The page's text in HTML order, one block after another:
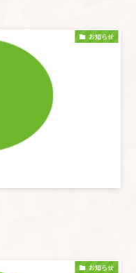
お知らせ
お知らせ